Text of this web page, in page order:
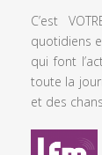
C’est
quotidiens
qui font
toute la
et des